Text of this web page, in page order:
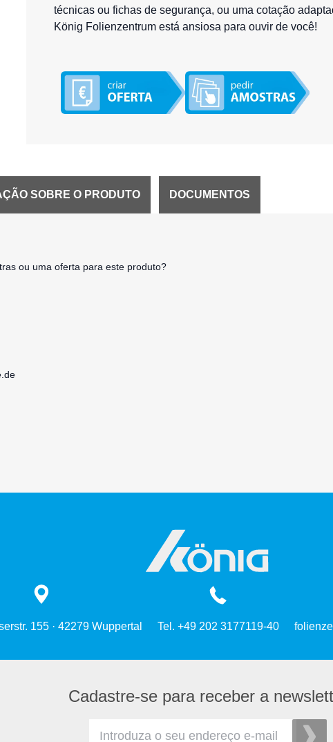
técnicas ou fichas de segurança, ou uma cotação
König Folienzentrum está ansiosa para ouvir de você!
ou uma oferta para este produto?
SOBRE O PRODUTO DOCUMENTOS
155 · 42279 Wuppertal Tel. +49 202 3177119-40
Cadastre-se para receber a